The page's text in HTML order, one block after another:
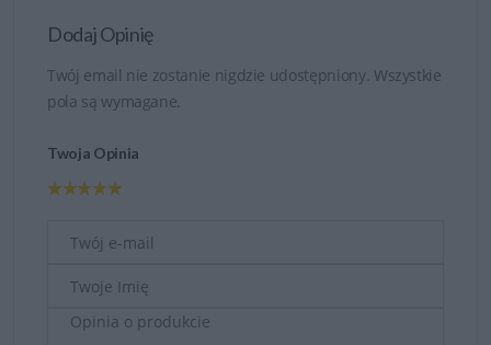
Dodaj Opinię
Twój email nie zostanie nigdzie udostępniony. Wszystkie
pola są wymagane.
Twoja Opinia